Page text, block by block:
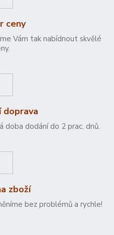
ceny
Vám tak nabídnout skvělé
doprava
doba dodání do 2 prac. dnů.
zboží
bez problémů a rychle!